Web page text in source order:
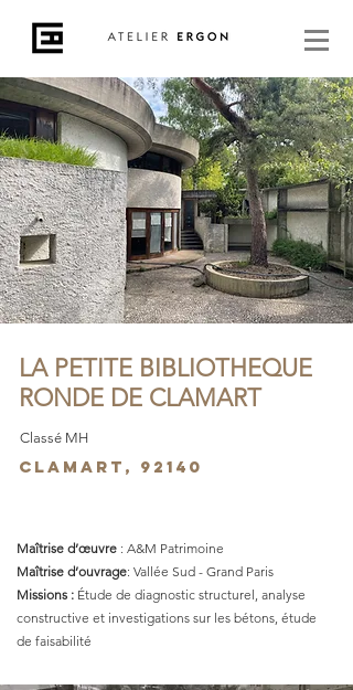
LA PETITE BIBLIOTHEQUE
RONDE DE CLAMART
Classé MH
Clamart, 92140
Maîtrise d’œuvre : A&M Patrimoine
Maîtrise d’ouvrage: Vallée Sud - Grand Paris
Missions : Étude de diagnostic structurel, analyse
constructive et investigations sur les bétons, étude
de faisabilité